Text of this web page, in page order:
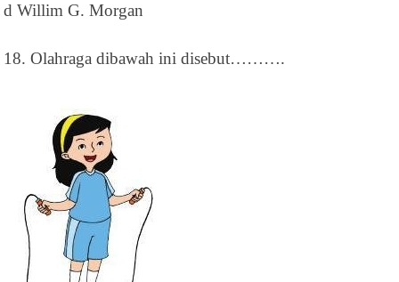
d Willim G. Morgan
18. Olahraga dibawah ini disebut……….